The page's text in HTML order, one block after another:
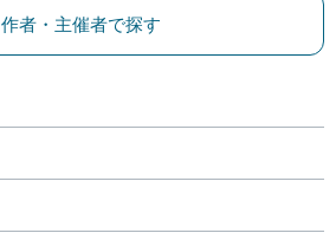
作者・主催者で探す